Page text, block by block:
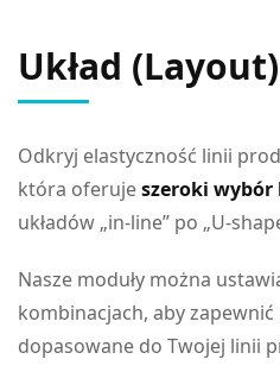
Układ (Layout)
Odkryj elastyczność linii
która oferujeszeroki
układów „in-line” po „U-
Nasze moduły można
kombinacjach, aby zapewnić
dopasowane do Twojej linii